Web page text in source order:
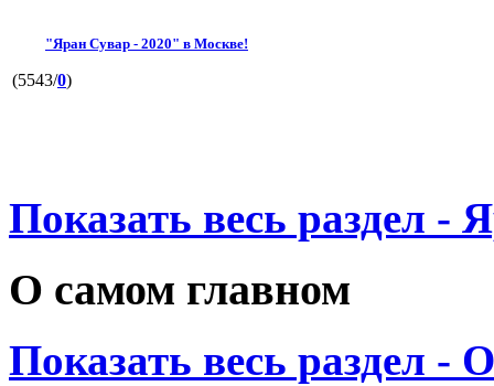
"Яран Сувар - 2020" в Москве!
(5543/0)
Показать весь раздел -
О самом главном
Показать весь раздел -